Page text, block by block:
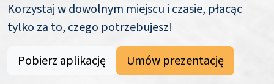
Korzystaj w dowolnym miejscu i czasie, płacąc
tylko za to, czego potrzebujesz!
Pobierz aplikację
Umów prezentację